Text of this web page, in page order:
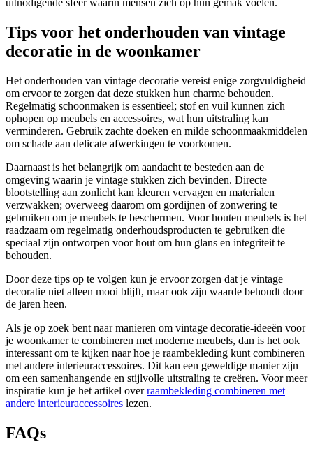
uitnodigende sfeer waarin mensen zich op hun gemak voelen.
Tips voor het onderhouden van vintage
decoratie in de woonkamer
Het onderhouden van vintage decoratie vereist enige zorgvuldigheid
om ervoor te zorgen dat deze stukken hun charme behouden.
Regelmatig schoonmaken is essentieel; stof en vuil kunnen zich
ophopen op meubels en accessoires, wat hun uitstraling kan
verminderen. Gebruik zachte doeken en milde schoonmaakmiddelen
om schade aan delicate afwerkingen te voorkomen.
Daarnaast is het belangrijk om aandacht te besteden aan de
omgeving waarin je vintage stukken zich bevinden. Directe
blootstelling aan zonlicht kan kleuren vervagen en materialen
verzwakken; overweeg daarom om gordijnen of zonwering te
gebruiken om je meubels te beschermen. Voor houten meubels is het
raadzaam om regelmatig onderhoudsproducten te gebruiken die
speciaal zijn ontworpen voor hout om hun glans en integriteit te
behouden.
Door deze tips op te volgen kun je ervoor zorgen dat je vintage
decoratie niet alleen mooi blijft, maar ook zijn waarde behoudt door
de jaren heen.
Als je op zoek bent naar manieren om vintage decoratie-ideeën voor
je woonkamer te combineren met moderne meubels, dan is het ook
interessant om te kijken naar hoe je raambekleding kunt combineren
met andere interieuraccessoires. Dit kan een geweldige manier zijn
om een samenhangende en stijlvolle uitstraling te creëren. Voor meer
inspiratie kun je het artikel overraambekleding combineren met
andere interieuraccessoires lezen.
FAQs